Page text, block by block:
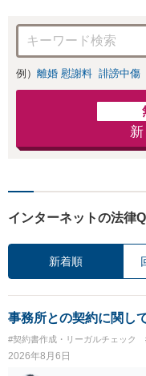
例） 離婚 慰謝料 誹謗中傷
インターネットの法律
新着順
事務所との契約に関し
#契約書作成・リーガルチェック
2026年8月6日